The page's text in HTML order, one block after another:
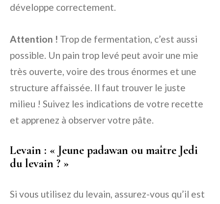
développe correctement.
Attention ! Trop de fermentation, c’est aussi
possible. Un pain trop levé peut avoir une mie
très ouverte, voire des trous énormes et une
structure affaissée. Il faut trouver le juste
milieu ! Suivez les indications de votre recette
et apprenez à observer votre pâte.
Levain : « Jeune padawan ou maître Jedi
du levain ? »
Si vous utilisez du levain, assurez-vous qu’il est